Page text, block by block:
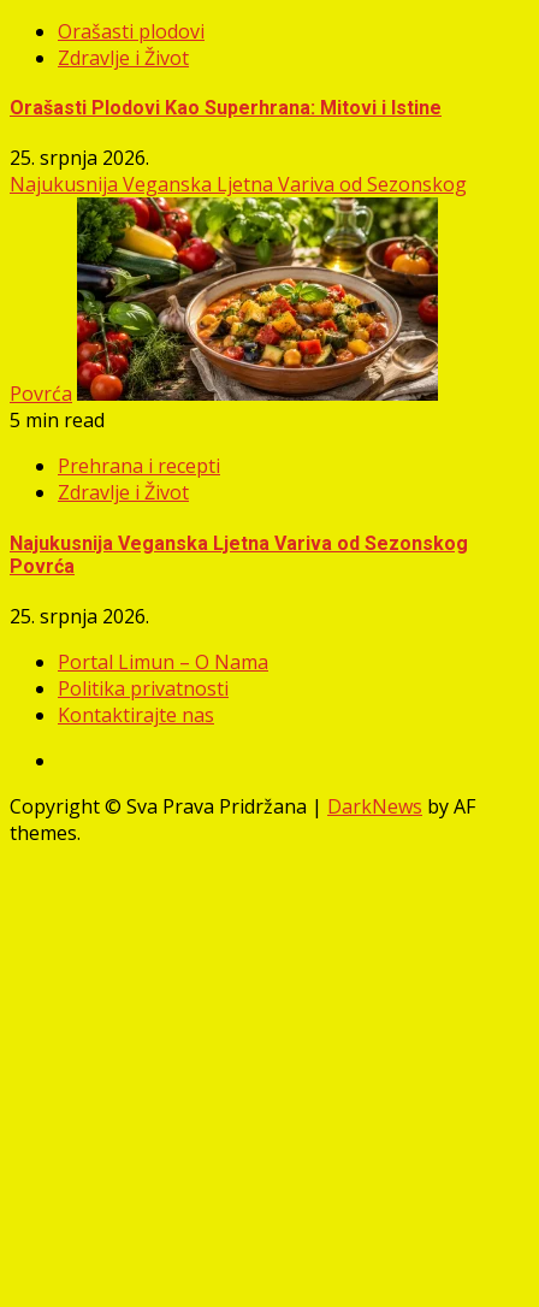
Orašasti plodovi
Zdravlje i Život
Orašasti Plodovi Kao Superhrana: Mitovi i Istine
25. srpnja 2026.
Najukusnija Veganska Ljetna Variva od Sezonskog
Povrća
5 min read
Prehrana i recepti
Zdravlje i Život
Najukusnija Veganska Ljetna Variva od Sezonskog
Povrća
25. srpnja 2026.
Portal Limun – O Nama
Politika privatnosti
Kontaktirajte nas
Copyright © Sva Prava Pridržana | DarkNews by AF
themes.